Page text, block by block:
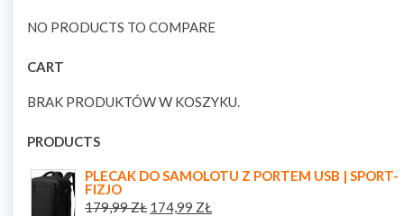
NO PRODUCTS TO COMPARE
CART
BRAK PRODUKTÓW W KOSZYKU.
PRODUCTS
PLECAK DO SAMOLOTU Z PORTEM USB | SPORT-
FIZJO
179,99ZŁ 174,99 ZŁ